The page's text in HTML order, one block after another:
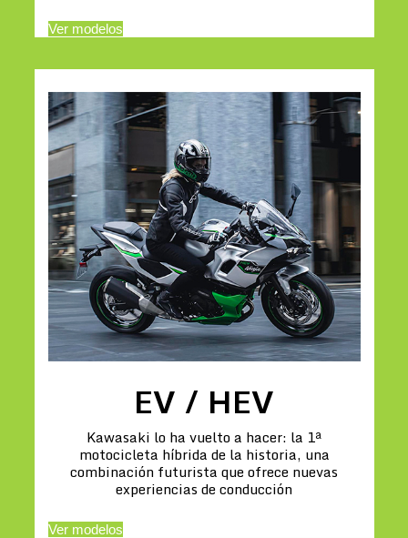
Ver modelos
EV / HEV
Kawasaki lo ha vuelto a hacer: la 1ª
motocicleta híbrida de la historia, una
combinación futurista que ofrece nuevas
experiencias de conducción
Ver modelos